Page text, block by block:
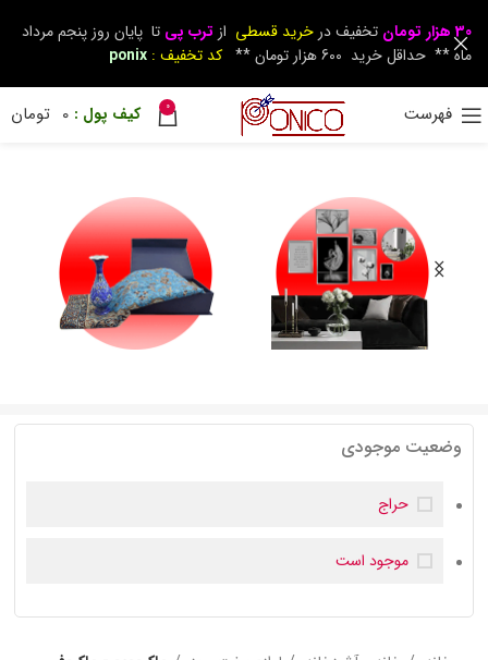
فهرست 0
0 تومان
وضعیت موجودی
حراج
موجود است
30 هزار تومان تخفیف در خرید قسطی از ترب پی تا پایان روز پنجم مرداد
ماه ** حداقل خرید 600 هزار تومان **
کد تخفیف : ponix